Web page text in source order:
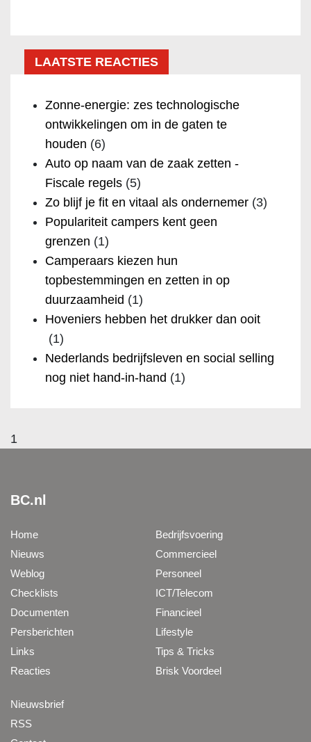
LAATSTE REACTIES
Zonne-energie: zes technologische
ontwikkelingen om in de gaten te
houden (6)
Auto op naam van de zaak zetten -
Fiscale regels (5)
Zo blijf je fit en vitaal als ondernemer (3)
Populariteit campers kent geen
grenzen (1)
Camperaars kiezen hun
topbestemmingen en zetten in op
duurzaamheid (1)
Hoveniers hebben het drukker dan ooit
(1)
Nederlands bedrijfsleven en social selling
nog niet hand-in-hand (1)
1
BC.nl
Home
Nieuws
Weblog
Checklists
Documenten
Persberichten
Links
Reacties
Bedrijfsvoering
Commercieel
Personeel
ICT/Telecom
Financieel
Lifestyle
Tips & Tricks
Brisk Voordeel
Nieuwsbrief
RSS